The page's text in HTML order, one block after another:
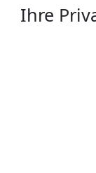
Ihre